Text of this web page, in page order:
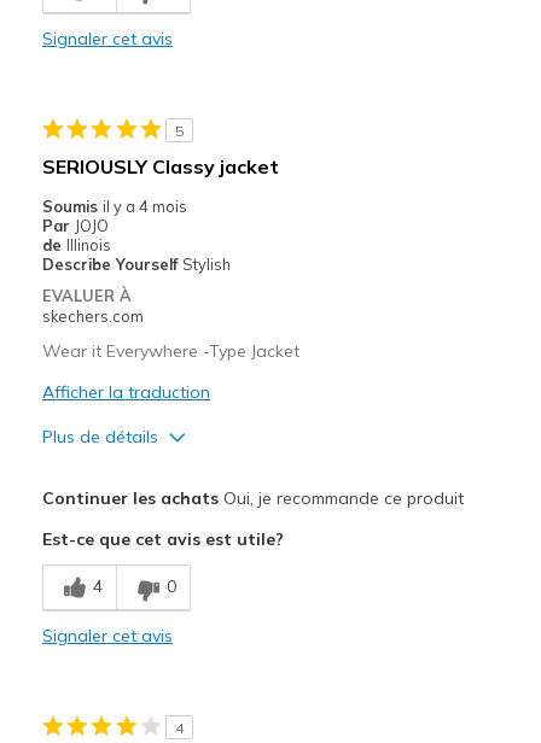
Stylish
Travel
View On Shoes
Signaler cet avis
5
SERIOUSLY Classy jacket
Soumis il y a 4 mois
Par JOJO
de Illinois
Describe Yourself Stylish
EVALUER À
skechers.com
Wear it Everywhere -Type Jacket
Afficher la traduction
Plus de détails
Breathe Well
Comfortable
Continuer les achatsOui, je recommande ce produit
Est-ce que cet avis est utile?
4 0
Signaler cet avis
4